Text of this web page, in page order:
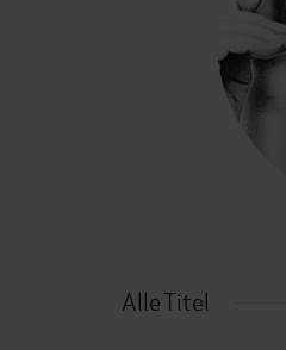
Alle Titel